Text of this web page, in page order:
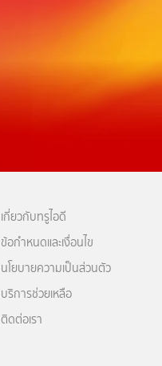
เกี่ยวกับทรูไอดี
ข้อกำหนดและเงื่อนไข
นโยบายความเป็นส่วนตัว
บริการช่วยเหลือ
ติดต่อเรา